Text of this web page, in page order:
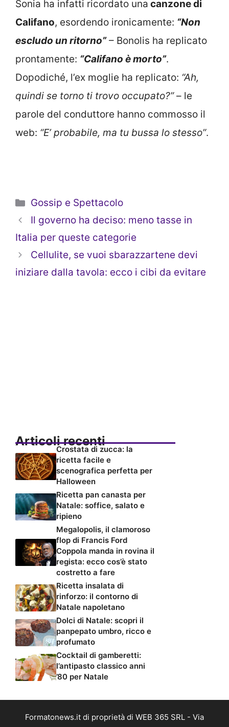
Sonia ha infatti ricordato una canzone di
Califano, esordendo ironicamente: “Non
escludo un ritorno”– Bonolis ha replicato
prontamente: “Califano è morto”.
Dopodiché, l’ex moglie ha replicato: “Ah,
quindi se torno ti trovo occupato?”– le
parole del conduttore hanno commosso il
web: “E’ probabile, ma tu bussa lo stesso”.
Categorie
Gossip e Spettacolo
Il governo ha deciso: meno tasse in
Italia per queste categorie
Cellulite, se vuoi sbarazzartene devi
iniziare dalla tavola: ecco i cibi da evitare
Articoli recenti
Crostata di zucca: la
ricetta facile e
scenografica perfetta per
Halloween
Ricetta pan canasta per
Natale: soffice, salato e
ripieno
Megalopolis, il clamoroso
flop di Francis Ford
Coppola manda in rovina il
regista: ecco cos’è stato
costretto a fare
Ricetta insalata di
rinforzo: il contorno di
Natale napoletano
Dolci di Natale: scopri il
panpepato umbro, ricco e
profumato
Cocktail di gamberetti:
l’antipasto classico anni
’80 per Natale
Formatonews.it di proprietà di WEB 365 SRL - Via